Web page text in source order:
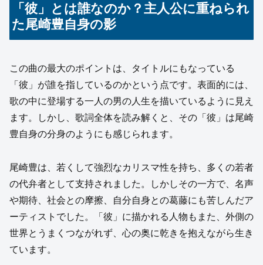
「彼」とは誰なのか？主人公に重ねられ
た尾崎豊自身の影
この曲の最大のポイントは、タイトルにもなっている
「彼」が誰を指しているのかという点です。表面的には、
歌の中に登場する一人の男の人生を描いているように見え
ます。しかし、歌詞全体を読み解くと、その「彼」は尾崎
豊自身の分身のようにも感じられます。
尾崎豊は、若くして強烈なカリスマ性を持ち、多くの若者
の代弁者として支持されました。しかしその一方で、名声
や期待、社会との摩擦、自分自身との葛藤にも苦しんだア
ーティストでした。「彼」に描かれる人物もまた、外側の
世界とうまくつながれず、心の奥に乾きを抱えながら生き
ています。